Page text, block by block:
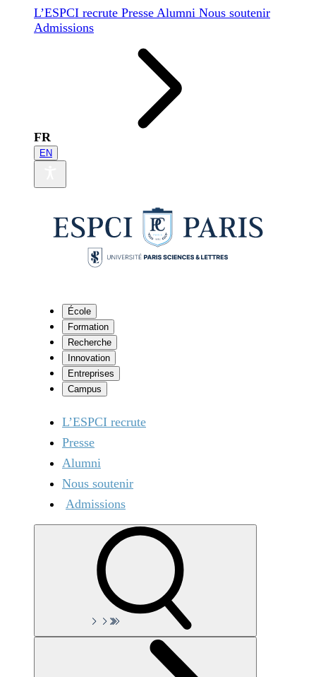
L’ESPCI recrute Presse Alumni Nous soutenir
Admissions
FR
EN
École
Formation
Recherche
Innovation
Entreprises
Campus
L’ESPCI recrute
Presse
Alumni
Nous soutenir
Admissions